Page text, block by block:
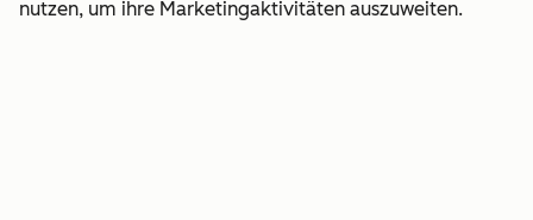
nutzen, um ihre Marketingaktivitäten auszuweiten.